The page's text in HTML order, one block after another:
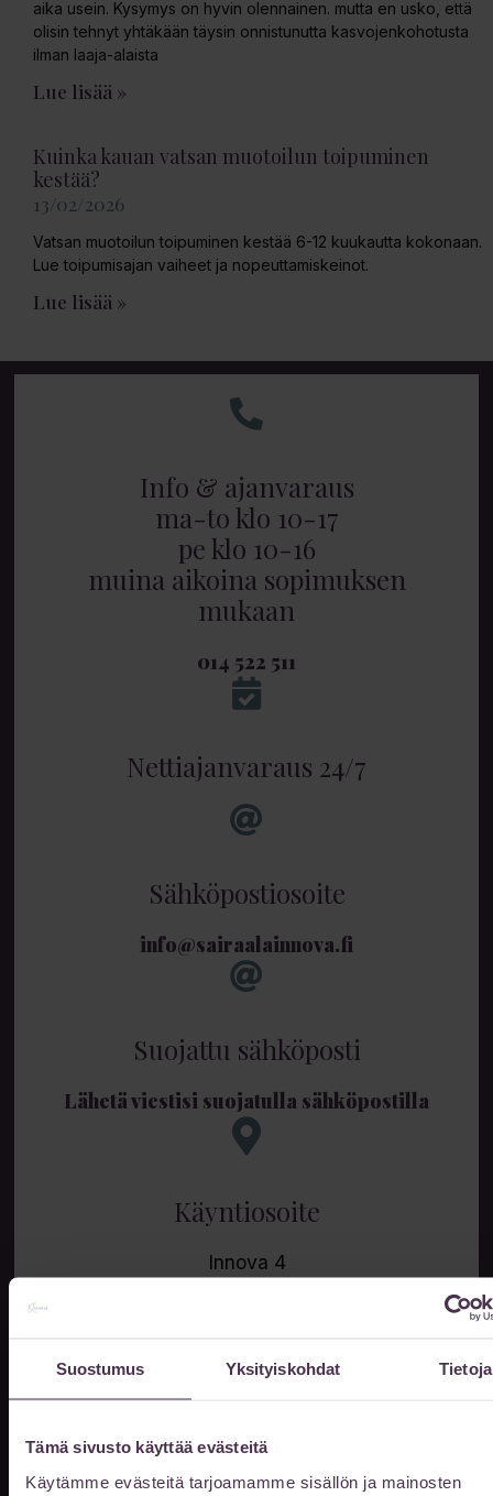
Suostumus Yksityiskohdat Tietoja
Tämä sivusto käyttää evästeitä
Käytämme evästeitä tarjoamamme sisällön ja mainosten
aika usein. Kysymys on hyvin olennainen. mutta en usko, että
olisin tehnyt yhtäkään täysin onnistunutta kasvojenkohotusta
ilman laaja-alaista
Lue lisää »
Kuinka kauan vatsan muotoilun toipuminen
kestää?
13/02/2026
Vatsan muotoilun toipuminen kestää 6-12 kuukautta kokonaan.
Lue toipumisajan vaiheet ja nopeuttamiskeinot.
Lue lisää »
Info & ajanvaraus
ma-to klo 10-17
pe klo 10-16
muina aikoina sopimuksen
mukaan
014 522 511
Nettiajanvaraus 24/7
Sähköpostiosoite
info@sairaalainnova.fi
Suojattu sähköposti
Lähetä viestisi suojatulla sähköpostilla
Käyntiosoite
Innova 4
P-Paviljonki 1 (Satamakatu 3)